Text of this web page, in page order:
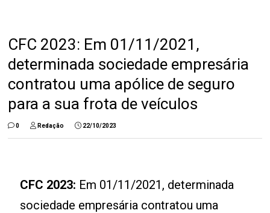
CFC 2023: Em 01/11/2021,
determinada sociedade empresária
contratou uma apólice de seguro
para a sua frota de veículos
0 Redação 22/10/2023
CFC 2023: Em 01/11/2021, determinada
sociedade empresária contratou uma